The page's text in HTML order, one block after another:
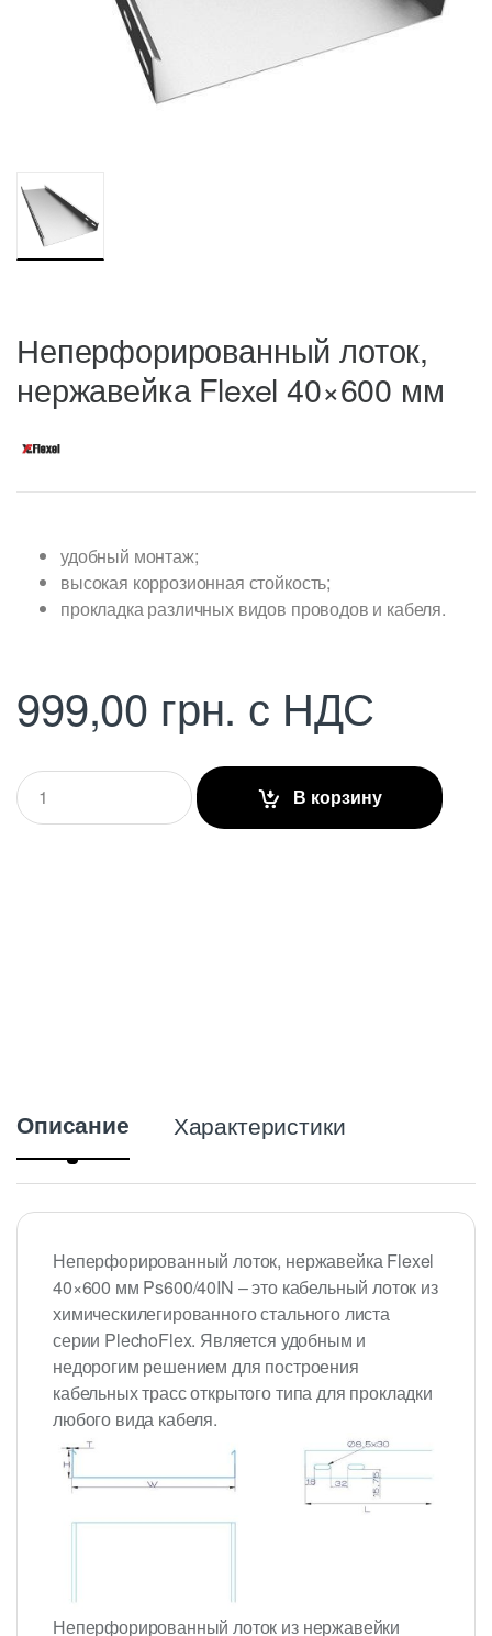
Неперфорированный лоток,
нержавейка Flexel 40×600 мм
удобный монтаж;
высокая коррозионная стойкость;
прокладка различных видов проводов и кабеля.
999,00 грн. с НДС
Q
u
a
В корзину
Описание Характеристики
Неперфорированный лоток, нержавейка Flexel
40×600 мм Ps600/40IN – это кабельный лоток из
химическилегированного стального листа
серии PlechoFlex. Является удобным и
недорогим решением для построения
кабельных трасс открытого типа для прокладки
любого вида кабеля.
Неперфорированный лоток из нержавейки